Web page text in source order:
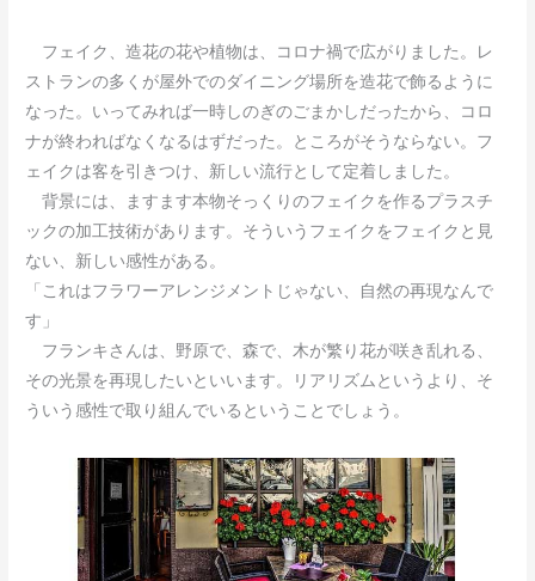
フェイク、造花の花や植物は、コロナ禍で広がりました。レ
ストランの多くが屋外でのダイニング場所を造花で飾るように
なった。いってみれば一時しのぎのごまかしだったから、コロ
ナが終わればなくなるはずだった。ところがそうならない。フ
ェイクは客を引きつけ、新しい流行として定着しました。
背景には、ますます本物そっくりのフェイクを作るプラスチ
ックの加工技術があります。そういうフェイクをフェイクと見
ない、新しい感性がある。
「これはフラワーアレンジメントじゃない、自然の再現なんで
す」
フランキさんは、野原で、森で、木が繁り花が咲き乱れる、
その光景を再現したいといいます。リアリズムというより、そ
ういう感性で取り組んでいるということでしょう。